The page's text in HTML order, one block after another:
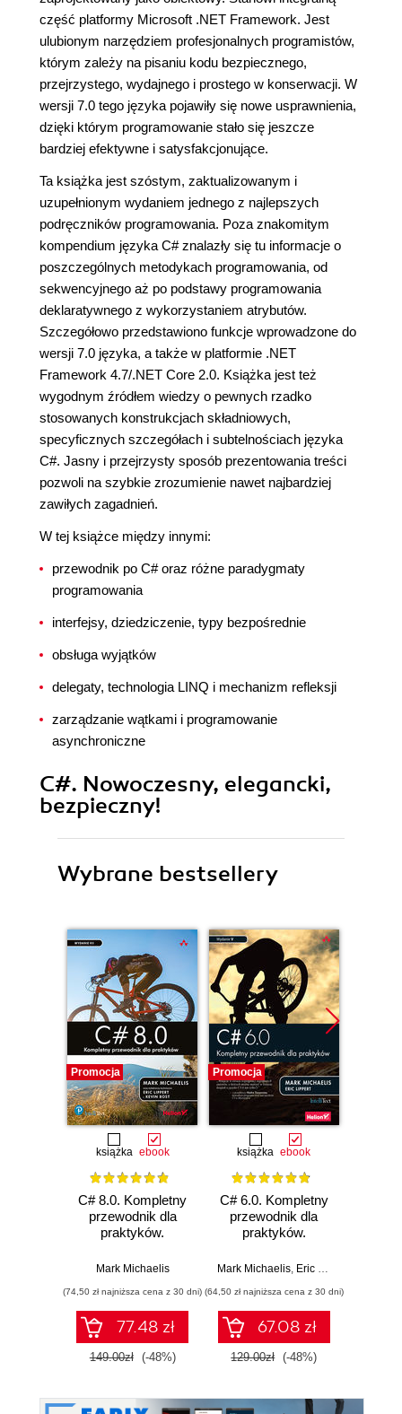
część platformy Microsoft .NET Framework. Jest
ulubionym narzędziem profesjonalnych programistów,
którym zależy na pisaniu kodu bezpiecznego,
przejrzystego, wydajnego i prostego w konserwacji. W
wersji 7.0 tego języka pojawiły się nowe usprawnienia,
dzięki którym programowanie stało się jeszcze
bardziej efektywne i satysfakcjonujące.
Ta książka jest szóstym, zaktualizowanym i
uzupełnionym wydaniem jednego z najlepszych
podręczników programowania. Poza znakomitym
kompendium języka C# znalazły się tu informacje o
poszczególnych metodykach programowania, od
sekwencyjnego aż po podstawy programowania
deklaratywnego z wykorzystaniem atrybutów.
Szczegółowo przedstawiono funkcje wprowadzone do
wersji 7.0 języka, a także w platformie .NET
Framework 4.7/.NET Core 2.0. Książka jest też
wygodnym źródłem wiedzy o pewnych rzadko
stosowanych konstrukcjach składniowych,
specyficznych szczegółach i subtelnościach języka
C#. Jasny i przejrzysty sposób prezentowania treści
pozwoli na szybkie zrozumienie nawet najbardziej
zawiłych zagadnień.
W tej książce między innymi:
przewodnik po C# oraz różne paradygmaty
programowania
interfejsy, dziedziczenie, typy bezpośrednie
obsługa wyjątków
delegaty, technologia LINQ i mechanizm refleksji
zarządzanie wątkami i programowanie
asynchroniczne
C#. Nowoczesny, elegancki,
bezpieczny!
Wybrane bestsellery
Promocja
książka ebook
C# 8.0. Kompletny
przewodnik dla
praktyków.
Mark Michaelis
(74,50 zł najniższa cena z 30 dni)
77.48 zł
149.00zł (-48%)
Promocja
książka ebook
C# 6.0. Kompletny
przewodnik dla
praktyków.
Mark Michaelis, Eric Lippert
(64,50 zł najniższa cena z 30 dni)
67.08 zł
129.00zł (-48%)